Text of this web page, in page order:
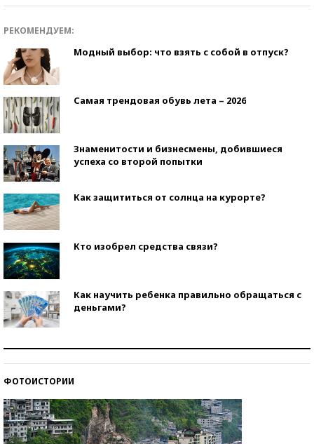
РЕКОМЕНДУЕМ:
Модный выбор: что взять с собой в отпуск?
Самая трендовая обувь лета – 2026
Знаменитости и бизнесмены, добившиеся
успеха со второй попытки
Как защититься от солнца на курорте?
Кто изобрел средства связи?
Как научить ребенка правильно обращаться с
деньгами?
ФОТОИСТОРИИ